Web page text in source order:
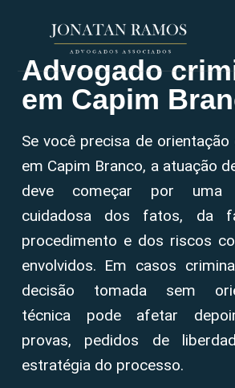
Advogado
em Capim
Se você precisa de orientação
em Capim Branco, a atuação
deve começar por uma
cuidadosa dos fatos, da
procedimento e dos riscos
envolvidos. Em casos
decisão tomada sem
técnica pode afetar
provas, pedidos de
estratégia do processo.